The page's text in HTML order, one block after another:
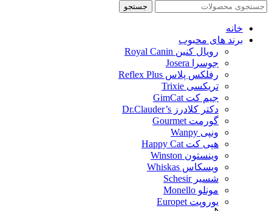
جستجو
خانه
برند های محبوب
رویال کنین Royal Canin
جوسرا Josera
رفلکس پلاس Reflex Plus
تریکسی Trixie
جیم کت GimCat
دکتر کلادرز Dr.Clauder’s
گورمت Gourmet
ونپی Wanpy
هپی کت Happy Cat
وینستون Winston
ویسکاس Whiskas
شسیر Schesir
مونلو Monello
یوروپت Europet